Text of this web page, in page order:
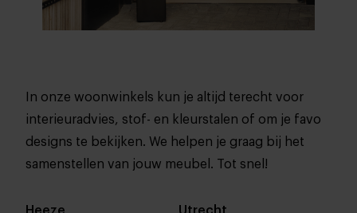
In onze woonwinkels kun je altijd terecht voor
interieuradvies, stof- en kleurstalen of om je favo
designs te bekijken. We helpen je graag bij het
samenstellen van jouw meubel. Tot snel!
Heeze Utrecht